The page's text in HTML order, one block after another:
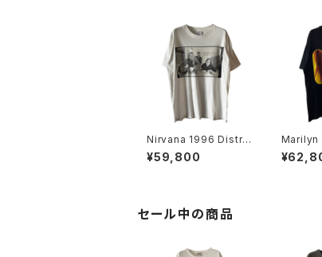
Nirvana 1996 Distre
ssed Member Portr
ait Band Tee
¥59,800
Marilyn
9 Rock
d Tee
セール中の商品